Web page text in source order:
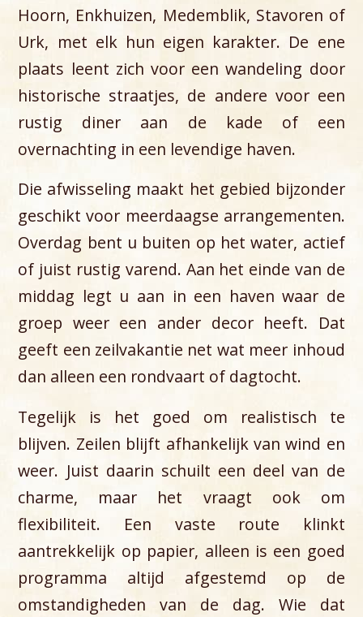
Hoorn, Enkhuizen, Medemblik, Stavoren of
Urk, met elk hun eigen karakter. De ene
plaats leent zich voor een wandeling door
historische straatjes, de andere voor een
rustig diner aan de kade of een
overnachting in een levendige haven.
Die afwisseling maakt het gebied bijzonder
geschikt voor meerdaagse arrangementen.
Overdag bent u buiten op het water, actief
of juist rustig varend. Aan het einde van de
middag legt u aan in een haven waar de
groep weer een ander decor heeft. Dat
geeft een zeilvakantie net wat meer inhoud
dan alleen een rondvaart of dagtocht.
Tegelijk is het goed om realistisch te
blijven. Zeilen blijft afhankelijk van wind en
weer. Juist daarin schuilt een deel van de
charme, maar het vraagt ook om
flexibiliteit. Een vaste route klinkt
aantrekkelijk op papier, alleen is een goed
programma altijd afgestemd op de
omstandigheden van de dag. Wie dat